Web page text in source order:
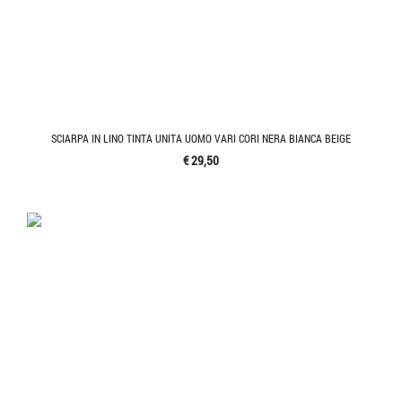
SCIARPA IN LINO TINTA UNITA UOMO VARI CORI NERA BIANCA BEIGE
€ 29,50